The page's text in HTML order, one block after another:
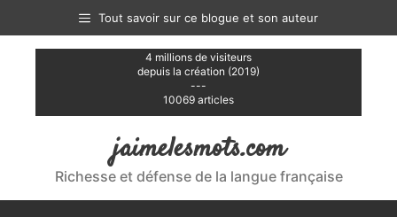
contenu
Tout savoir sur ce blogue et son auteur
4 millions de visiteurs
depuis la création (2019)
---
10069 articles
jaimelesmots.com
Richesse et défense de la langue française